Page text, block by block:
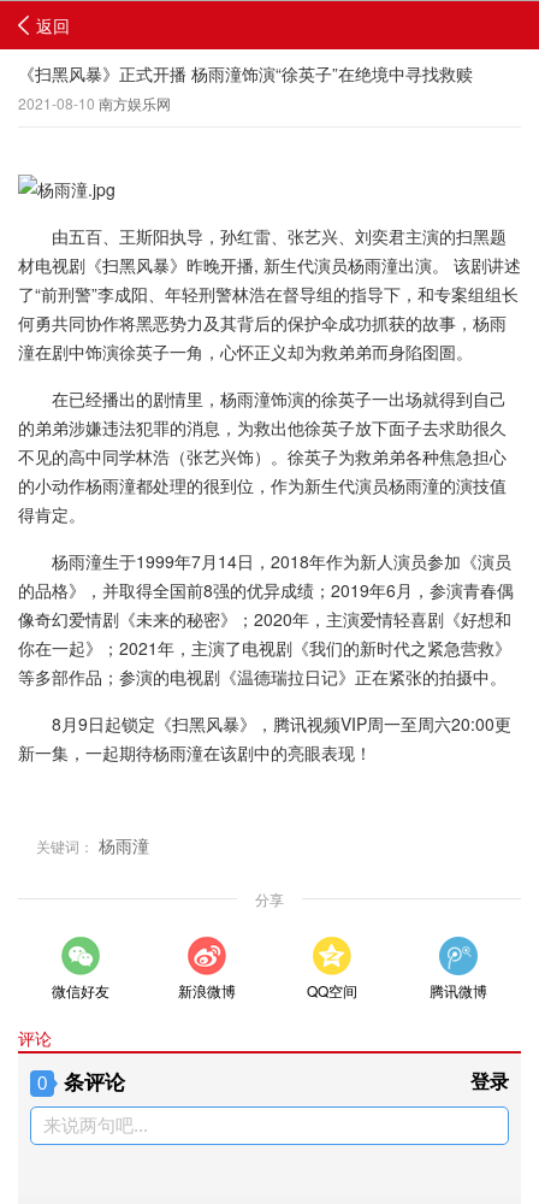
返回
《扫黑风暴》正式开播 杨雨潼饰演“徐英子”在绝境中寻找救赎
2021-08-10 南方娱乐网
由五百、王斯阳执导，孙红雷、张艺兴、刘奕君主演的扫黑题
材电视剧《扫黑风暴》昨晚开播, 新生代演员杨雨潼出演。 该剧讲述
了“前刑警”李成阳、年轻刑警林浩在督导组的指导下，和专案组组长
何勇共同协作将黑恶势力及其背后的保护伞成功抓获的故事，杨雨
潼在剧中饰演徐英子一角，心怀正义却为救弟弟而身陷囹圄。
在已经播出的剧情里，杨雨潼饰演的徐英子一出场就得到自己
的弟弟涉嫌违法犯罪的消息，为救出他徐英子放下面子去求助很久
不见的高中同学林浩（张艺兴饰）。徐英子为救弟弟各种焦急担心
的小动作杨雨潼都处理的很到位，作为新生代演员杨雨潼的演技值
得肯定。
杨雨潼生于1999年7月14日，2018年作为新人演员参加《演员
的品格》，并取得全国前8强的优异成绩；2019年6月，参演青春偶
像奇幻爱情剧《未来的秘密》；2020年，主演爱情轻喜剧《好想和
你在一起》；2021年，主演了电视剧《我们的新时代之紧急营救》
等多部作品；参演的电视剧《温德瑞拉日记》正在紧张的拍摄中。
8月9日起锁定《扫黑风暴》，腾讯视频VIP周一至周六20:00更
新一集，一起期待杨雨潼在该剧中的亮眼表现！
关键词： 杨雨潼
分享
微信好友 新浪微博 QQ空间 腾讯微博
评论
0 条评论 登录
来说两句吧...